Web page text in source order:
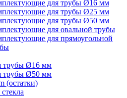
для трубы Ø16 мм
для трубы Ø25 мм
для трубы Ø50 мм
для овальной трубы
для прямоугольной
трубы Ø16 мм
трубы Ø50 мм
(остатки)